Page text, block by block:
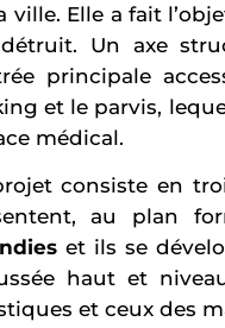
ville. Elle a fait
Un axe
principale
et le parvis,
médical.
consiste en
au plan
et ils se
haut et
et ceux des